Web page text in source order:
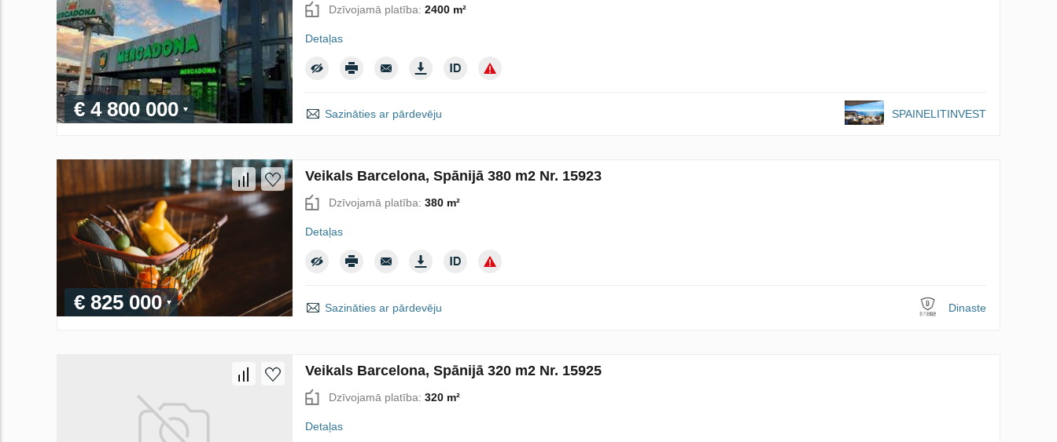
€ 4 800 000
Dzīvojamā platība: 2400 m²
Detaļas
Sazināties ar pārdevēju SPAINELITINVEST
€ 825 000
Veikals Barcelona, Spānijā 380 m2 Nr. 15923
Dzīvojamā platība: 380 m²
Detaļas
Sazināties ar pārdevēju Dinaste
Veikals Barcelona, Spānijā 320 m2 Nr. 15925
Dzīvojamā platība: 320 m²
Detaļas